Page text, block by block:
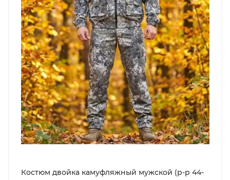
Костюм двойка камуфляжный мужской (р-р 44-